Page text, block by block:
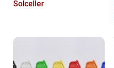
Solceller